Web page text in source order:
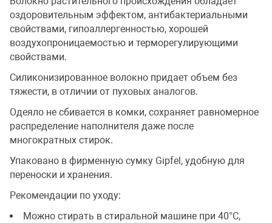
оздоровительным эффектом, антибактериальными
свойствами, гипоаллергенностью, хорошей
воздухопроницаемостью и терморегулирующими
свойствами.
Силиконизированное волокно придает объем без
тяжести, в отличии от пуховых аналогов.
Одеяло не сбивается в комки, сохраняет равномерное
распределение наполнителя даже после
многократных стирок.
Упаковано в фирменную сумку Gipfel, удобную для
переноски и хранения.
Рекомендации по уходу:
Можно стирать в стиральной машине при 40°C,